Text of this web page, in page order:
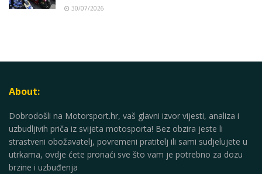
30/07/2026
About:
Dobrodošli na Motorsport.hr, vaš glavni izvor vijesti, analiza i
uzbudljivih priča iz svijeta motosporta! Bez obzira jeste li
strastveni obožavatelj, povremeni pratitelj ili sami sudjelujete u
utrkama, ovdje ćete pronaći sve što vam je potrebno za dozu
brzine i uzbuđenja